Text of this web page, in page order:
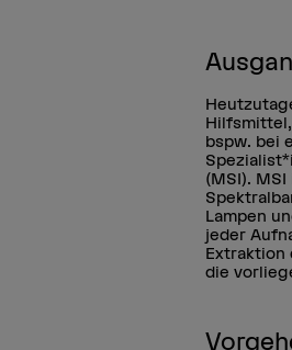
bspw. bei
(MSI).
Lampen
jeder
Extraktion
die